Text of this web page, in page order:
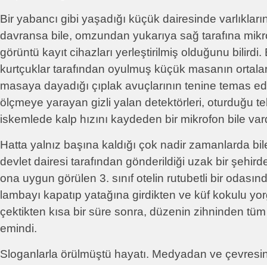
Bir yabancı gibi yaşadığı küçük dairesinde
davransa bile, omzundan yukarıya sağ tarafına
görüntü kayıt cihazları yerleştirilmiş olduğunu
kurtçuklar tarafından oyulmuş küçük masanın
masaya dayadığı çıplak avuçlarının tenine temas
ölçmeye yarayan gizli yalan detektörleri, oturduğu
iskemlede kalp hızını kaydeden bir mikrofon bile
Hatta yalnız başına kaldığı çok nadir zamanlarda
devlet dairesi tarafından gönderildiği uzak bir
ona uygun görülen 3. sınıf otelin rutubetli bir
lambayı kapatıp yatağına girdikten ve küf kokulu
çektikten kısa bir süre sonra, düzenin zihninden
emindi.
Sloganlarla örülmüştü hayatı. Medyadan ve